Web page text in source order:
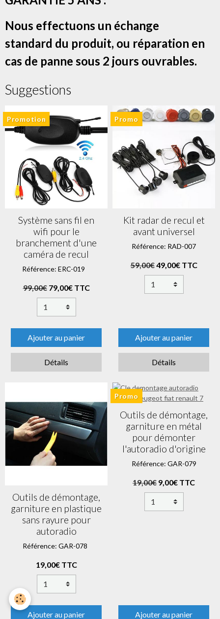
Nous effectuons un échange
standard du produit, ou réparation en
cas de panne sous 2 jours ouvrables.
Suggestions
Promotion
Système sans fil en
wifi pour le
branchement d'une
caméra de recul
Référence: ERC-019
99,00€ 79,00€ TTC
Ajouter au panier
Détails
Promo
Kit radar de recul et
avant universel
Référence: RAD-007
59,00€49,00€ TTC
Ajouter au panier
Détails
Outils de démontage,
garniture en plastique
sans rayure pour
autoradio
Référence: GAR-078
19,00€ TTC
Ajouter au panier
Promo
Outils de démontage,
garniture en métal
pour démonter
l'autoradio d'origine
Référence: GAR-079
19,00€ 9,00€ TTC
Ajouter au panier